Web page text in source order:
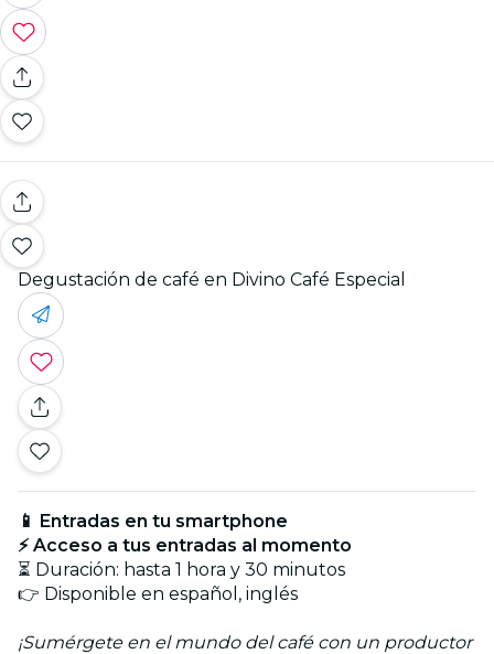
Degustación de café en Divino Café Especial
📱 Entradas en tu smartphone
⚡ Acceso a tus entradas al momento
⏳ Duración: hasta 1 hora y 30 minutos
👉 Disponible en español, inglés
¡Sumérgete en el mundo del café con un productor